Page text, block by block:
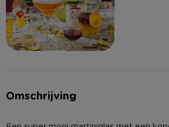
Omschrijving